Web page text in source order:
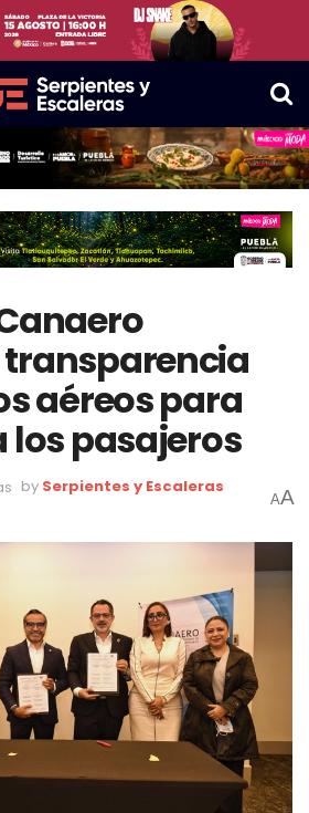
aéreos para
los pasajeros
by Serpientes y Escaleras
AA